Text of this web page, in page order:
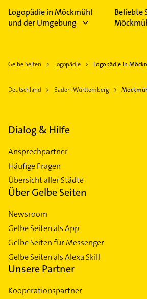
Logopädie in Möckmühl
und der Umgebung
Beliebte
Gelbe Seiten Logopädie Logopädie in
Deutschland Baden-Württemberg
Dialog & Hilfe
Ansprechpartner
Häufige Fragen
Übersicht aller Städte
Über Gelbe Seiten
Newsroom
Gelbe Seiten als App
Gelbe Seiten für Messenger
Gelbe Seiten als Alexa Skill
Unsere Partner
Kooperationspartner